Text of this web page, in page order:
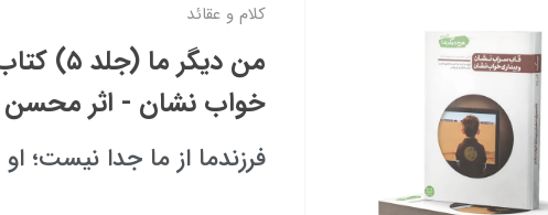
کلام و عقائد
من دیگر
خواب نشان - اثر محسن
فرزندما از ما جدا نیست؛